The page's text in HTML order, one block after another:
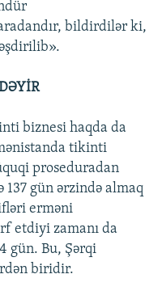
bildirdilər ki,
biznesi haqda da
tikinti
proseduradan
gün ərzində almaq
erməni
etdiyi zamanı da
gün. Bu, Şərqi
biridir.